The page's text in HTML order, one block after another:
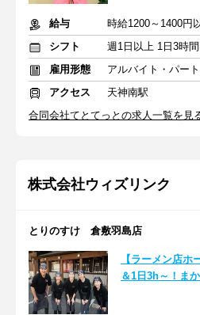
給与
シフト
雇用形態
アルバイト・パート
アクセス
天神南駅
合同会社てとてっとの求人一覧を見
株式会社ウィズリンク
とりのすけ 倉敷羽島店
【ラーメン店ホ
＆1日3h～！ま